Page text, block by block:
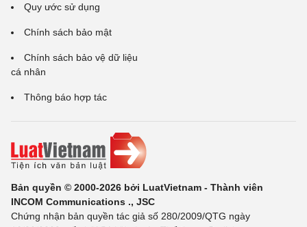
Quy ước sử dụng
Chính sách bảo mật
Chính sách bảo vệ dữ liệu
cá nhân
Thông báo hợp tác
Bản quyền © 2000-2026 bởi LuatVietnam - Thành viên
INCOM Communications ., JSC
Chứng nhận bản quyền tác giả số 280/2009/QTG ngày